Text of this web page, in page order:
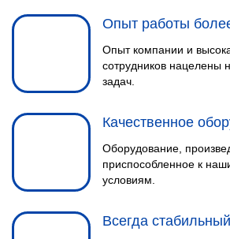
Опыт работы
Опыт компании и
сотрудников нацелены
задач.
Качественное
Оборудование,
приспособленное к
условиям.
Всегда